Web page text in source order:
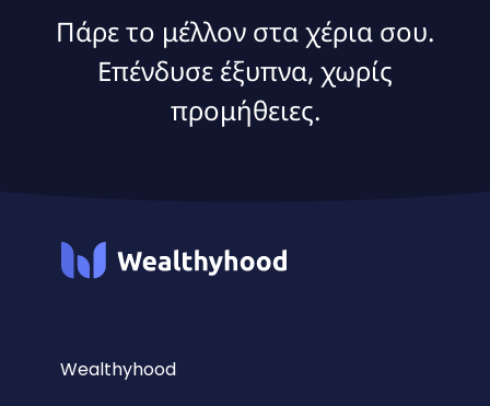
Πάρε το μέλλον στα χέρια σου.
Επένδυσε έξυπνα, χωρίς
προμήθειες.
Wealthyhood